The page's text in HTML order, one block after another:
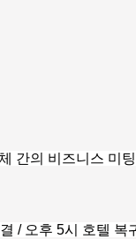
간의 비즈니스 미
/ 오후 5시 호텔 복